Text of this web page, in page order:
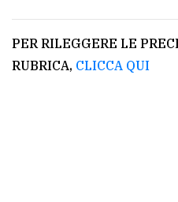
PER RILEGGERE LE
RUBRICA, CLICCA QUI